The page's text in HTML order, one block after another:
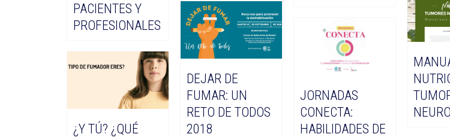
PACIENTES Y
PROFESIONALES
DEJAR DE
FUMAR: UN
RETO DE TODOS
2018
JORNADAS
CONECTA:
HABILIDADES DE
¿Y TÚ? ¿QUÉ